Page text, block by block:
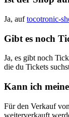
Ja, auftocotronic-
Gibt es noch
Ja, es gibt noch
die du Tickets
Kann ich
Für den Verkauf
weiterverkauft